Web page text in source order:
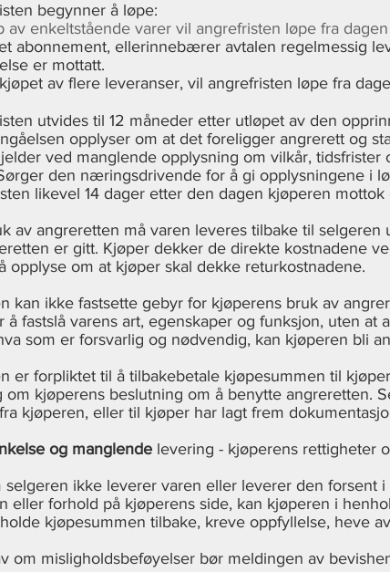
begynner å løpe:
av enkeltstående varer vil angrefristen løpe fra
abonnement, ellerinnebærer avtalen regelmessig
er mottatt.
av flere leveranser, vil angrefristen løpe fra
utvides til 12 måneder etter utløpet av den
opplyser om at det foreligger angrerett og
ved manglende opplysning om vilkår, tidsfrister
den næringsdrivende for å gi opplysningene i
likevel 14 dager etter den dagen kjøperen mottok
av angreretten må varen leveres tilbake til
er gitt. Kjøper dekker de direkte kostnadene
opplyse om at kjøper skal dekke returkostnadene.
kan ikke fastsette gebyr for kjøperens bruk av
å fastslå varens art, egenskaper og funksjon, uten
som er forsvarlig og nødvendig, kan kjøperen bli
er forpliktet til å tilbakebetale kjøpesummen til
om kjøperens beslutning om å benytte angreretten.
kjøperen, eller til kjøper har lagt frem
og manglende levering - kjøperens rettigheter
selgeren ikke leverer varen eller leverer den forsent
eller forhold på kjøperens side, kan kjøperen i
kjøpesummen tilbake, kreve oppfyllelse, heve
om misligholdsbeføyelser bør meldingen av